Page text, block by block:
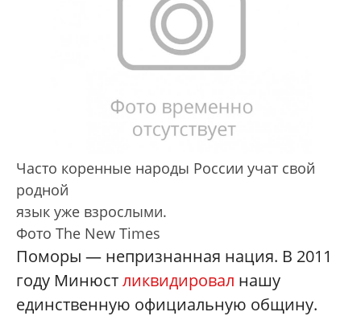
Часто коренные народы России учат свой
родной
язык уже взрослыми.
Фото The New Times
Поморы — непризнанная нация. В 2011
году Минюстликвидировал нашу
единственную официальную общину.